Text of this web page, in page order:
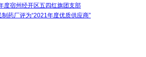
度宿州经开区五四红旗团支部
药厂评为“2021年度优质供应商”